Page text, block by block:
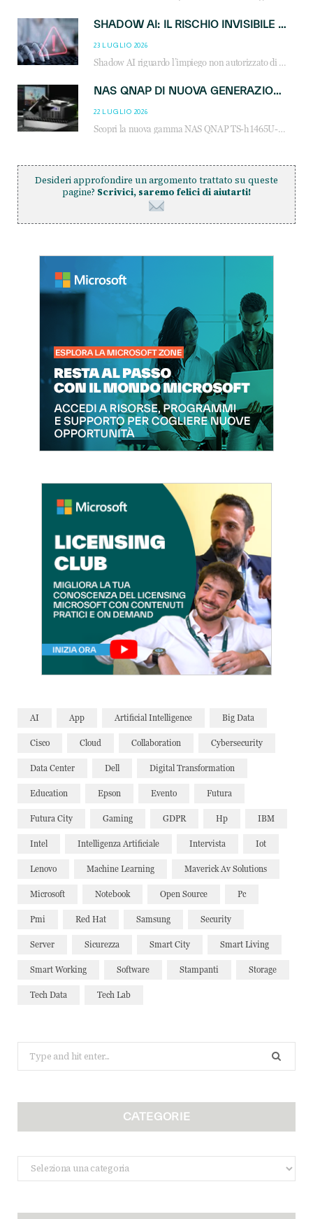
SHADOW AI: IL RISCHIO INVISIBILE CHE LE AZIENDE POSSONO GOVERNARE
23 LUGLIO 2026
Shadow AI riguardo l’impiego non autorizzato di sistemi AI all’interno dell’azienda. E’ una pratica che si diffonde a partire dai dipendenti fino ai dirigenti e mette a repentaglio la cybersecurity, con costi più elevati per le organizzazioni. Due recenti report illustrano il fenomeno e forniscono dati in merito
NAS QNAP DI NUOVA GENERAZIONE: PIÙ PRESTAZIONI, SCALABILITÀ E PROTEZIONE DEI DATI PER LE INFRASTRUTTURE IT MODERNE
22 LUGLIO 2026
Scopri la nuova gamma NAS QNAP TS-h1465U-RP, TS-h1065eU e TS-h665U: storage aziendale con ZFS, DDR5, E1.S NVMe e connettività 2.5GbE per backup, virtualizzazione e cybersecurity.
Desideri approfondire un argomento trattato su queste
pagine? Scrivici, saremo felici di aiutarti!
AI App Artificial Intelligence Big Data
Cisco Cloud Collaboration Cybersecurity
Data Center Dell Digital Transformation
Education Epson Evento Futura
Futura City Gaming GDPR Hp IBM
Intel Intelligenza Artificiale Intervista Iot
Lenovo Machine Learning Maverick Av Solutions
Microsoft Notebook Open Source Pc
Pmi Red Hat Samsung Security
Server Sicurezza Smart City Smart Living
Smart Working Software Stampanti Storage
Tech Data Tech Lab
for:
CATEGORIE
Categorie